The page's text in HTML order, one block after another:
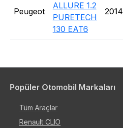
Peugeot
ALLURE 1.2
PURETECH
130 EAT6
2014
Popüler Otomobil Markaları
Tüm Araçlar
Renault CLIO